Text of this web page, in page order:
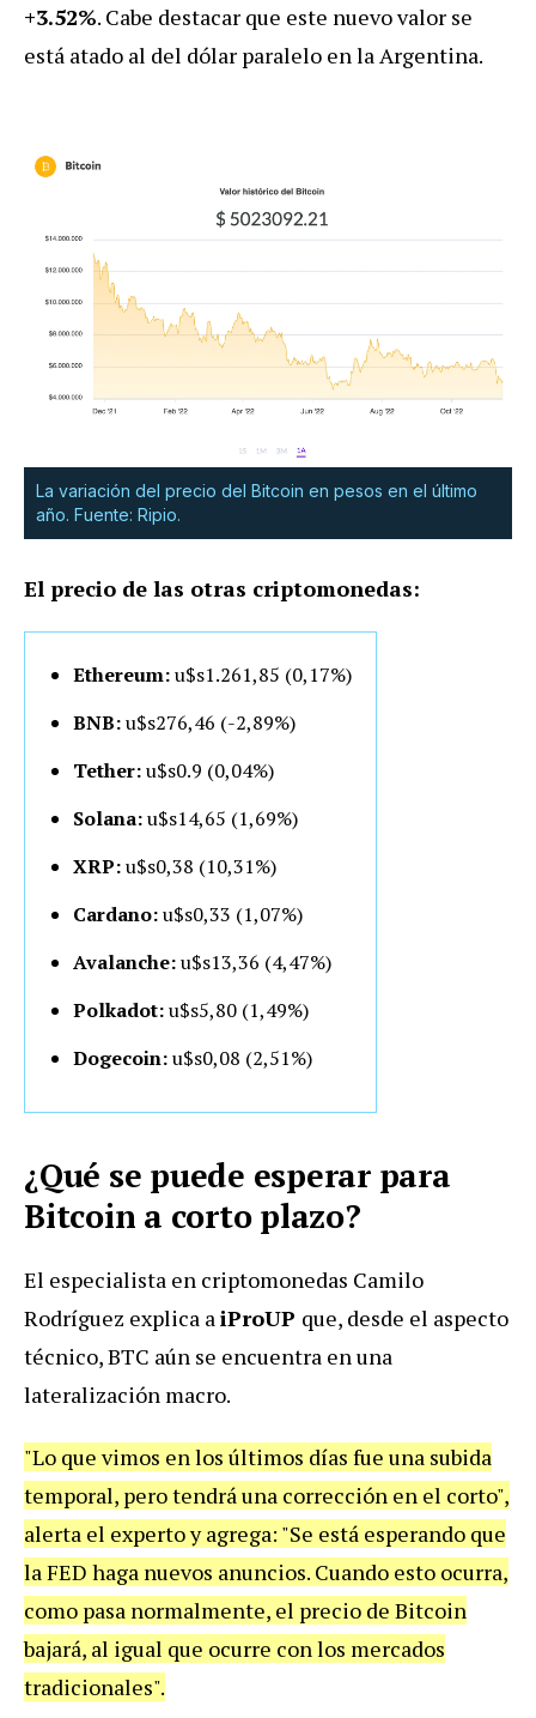
+3.52%. Cabe destacar que este nuevo valor se
está atado al del dólar paralelo en la Argentina.
La variación del precio del Bitcoin en pesos en el último
año. Fuente: Ripio.
El precio de las otras criptomonedas:
Ethereum:u$s1.261,85 (0,17%)
BNB:u$s276,46 (-2,89%)
Tether:u$s0.9 (0,04%)
Solana:u$s14,65 (1,69%)
XRP:u$s0,38 (10,31%)
Cardano:u$s0,33 (1,07%)
Avalanche:u$s13,36 (4,47%)
Polkadot:u$s5,80 (1,49%)
Dogecoin:u$s0,08 (2,51%)
¿Qué se puede esperar para
Bitcoin a corto plazo?
El especialista en criptomonedas Camilo
Rodríguez explica aiProUP que, desde el aspecto
técnico, BTC aún se encuentra en una
lateralización macro.
"Lo que vimos en los últimos días fue una subida
temporal, pero tendrá una corrección en el corto",
alerta el experto y agrega: "Se está esperando que
la FED haga nuevos anuncios. Cuando esto ocurra,
como pasa normalmente, el precio de Bitcoin
bajará, al igual que ocurre con los mercados
tradicionales".